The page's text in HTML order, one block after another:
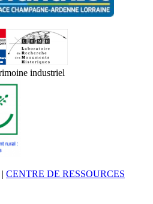
| CENTRE DE RESSOURCES